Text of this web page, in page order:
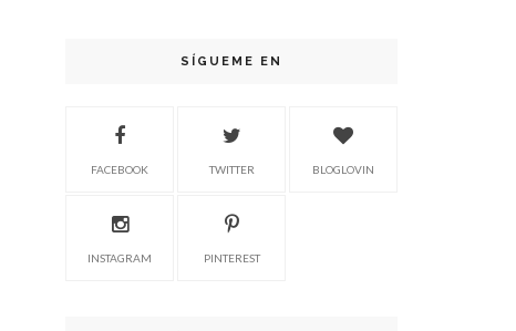
SÍGUEME EN
FACEBOOK TWITTER BLOGLOVIN
INSTAGRAM PINTEREST